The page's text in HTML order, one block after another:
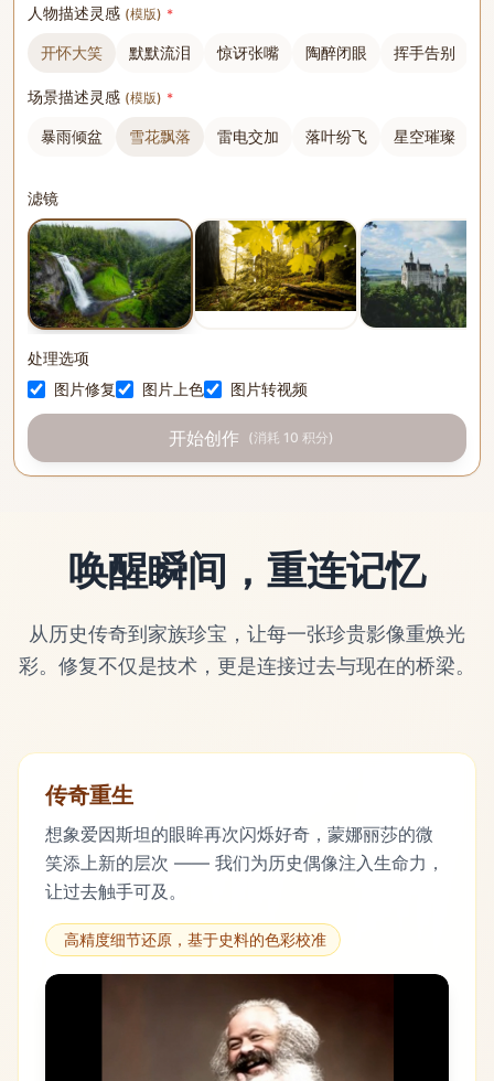
人物描述灵感 (模版) *
开怀大笑 默默流泪 惊讶张嘴 陶醉闭眼 挥手告别
场景描述灵感 (模版) *
暴雨倾盆 雪花飘落 雷电交加 落叶纷飞 星空璀璨
滤镜
处理选项
图片修复
图片上色 图片转视频
开始创作 (消耗 10 积分)
唤醒瞬间，重连记忆
从历史传奇到家族珍宝，让每一张珍贵影像重焕光
彩。修复不仅是技术，更是连接过去与现在的桥梁。
传奇重生
想象爱因斯坦的眼眸再次闪烁好奇，蒙娜丽莎的微
笑添上新的层次 —— 我们为历史偶像注入生命力，
让过去触手可及。
高精度细节还原，基于史料的色彩校准